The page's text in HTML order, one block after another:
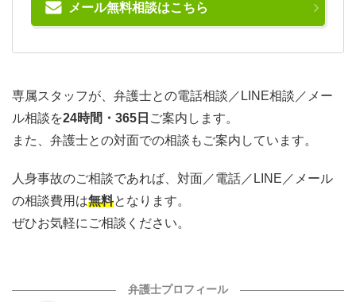
メール無料相談はこちら
専属スタッフが、弁護士との電話相談／LINE相談／メー
ル相談を24時間・365日 ご案内します。
また、弁護士との対面での相談もご案内しています。
人身事故のご相談であれば、対面／電話／LINE／メール
の相談費用は無料となります。
ぜひお気軽にご相談ください。
弁護士プロフィール